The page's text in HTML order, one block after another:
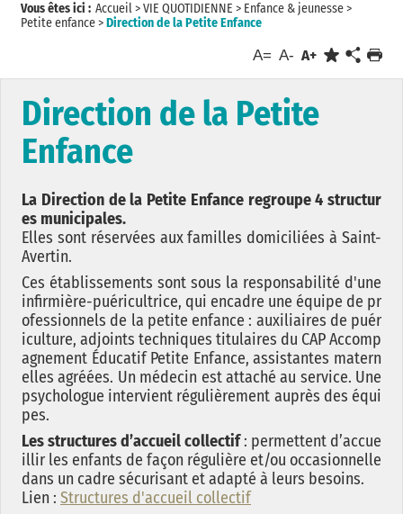
Vous êtes ici : Accueil>VIE QUOTIDIENNE > Enfance & jeunesse>
Petite enfance>Direction de la Petite Enfance
A= A- A+
Direction de la Petite
Enfance
La Direction de la Petite Enfance regroupe 4 structur
es municipales.
Elles sont réservées aux familles domiciliées à Saint-
Avertin.
Ces établissements sont sous la responsabilité d'une
infirmière-puéricultrice, qui encadre une équipe de pr
ofessionnels de la petite enfance : auxiliaires de puér
iculture, adjoints techniques titulaires du CAP Accomp
agnement Éducatif Petite Enfance, assistantes matern
elles agréées. Un médecin est attaché au service. Une
psychologue intervient régulièrement auprès des équi
pes.
Les structures d’accueil collectif: permettent d’accue
illir les enfants de façon régulière et/ou occasionnelle
dans un cadre sécurisant et adapté à leurs besoins.
Lien : Structures d'accueil collectif